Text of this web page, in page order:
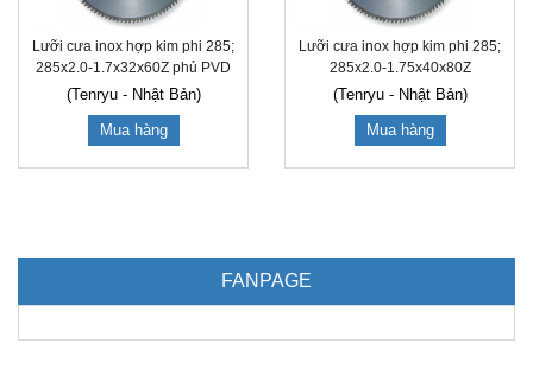
Lưỡi cưa inox hợp kim phi 285;
285x2.0-1.7x32x60Z phủ PVD
(Tenryu - Nhật Bản)
Mua hàng
Lưỡi cưa inox hợp kim phi 285;
285x2.0-1.75x40x80Z
(Tenryu - Nhật Bản)
Mua hàng
FANPAGE